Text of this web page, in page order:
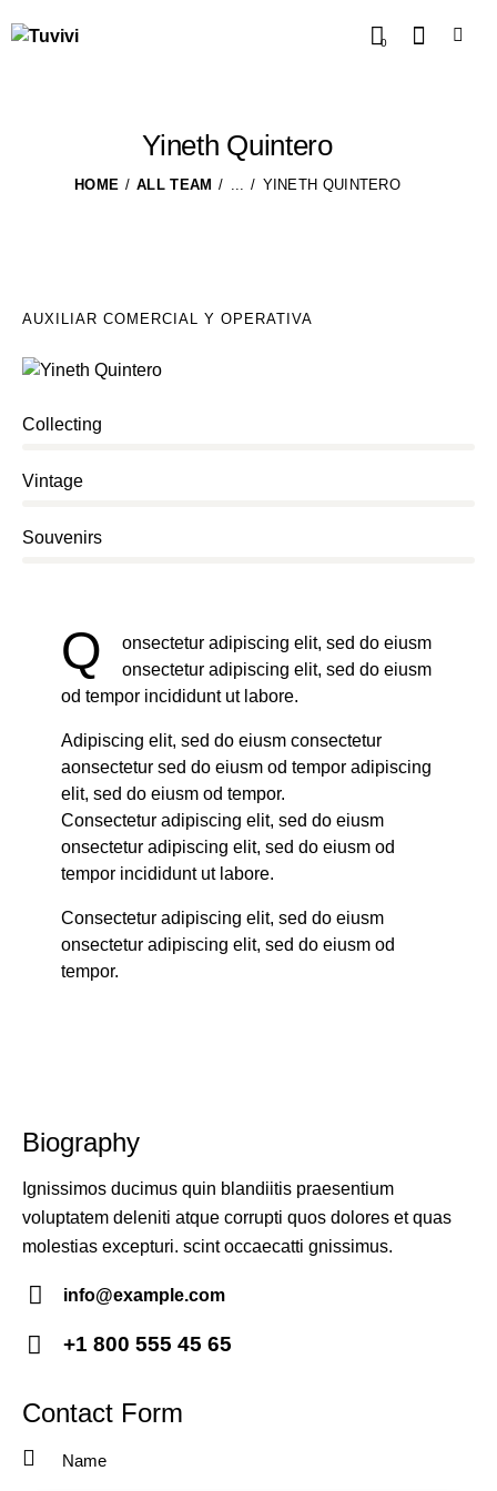
0
Yineth Quintero
HOME ALL TEAM ... YINETH QUINTERO
AUXILIAR COMERCIAL Y OPERATIVA
Collecting
Vintage
Souvenirs
Q
onsectetur adipiscing elit, sed do eiusm
onsectetur adipiscing elit, sed do eiusm
od tempor incididunt ut labore.
Adipiscing elit, sed do eiusm consectetur
aonsectetur sed do eiusm od tempor adipiscing
elit, sed do eiusm od tempor.
Consectetur adipiscing elit, sed do eiusm
onsectetur adipiscing elit, sed do eiusm od
tempor incididunt ut labore.
Consectetur adipiscing elit, sed do eiusm
onsectetur adipiscing elit, sed do eiusm od
tempor.
Biography
Ignissimos ducimus quin blandiitis praesentium
voluptatem deleniti atque corrupti quos dolores et quas
molestias excepturi. scint occaecatti gnissimus.
m
info@example.com
on
+1 800 555 45 65
Contact Form